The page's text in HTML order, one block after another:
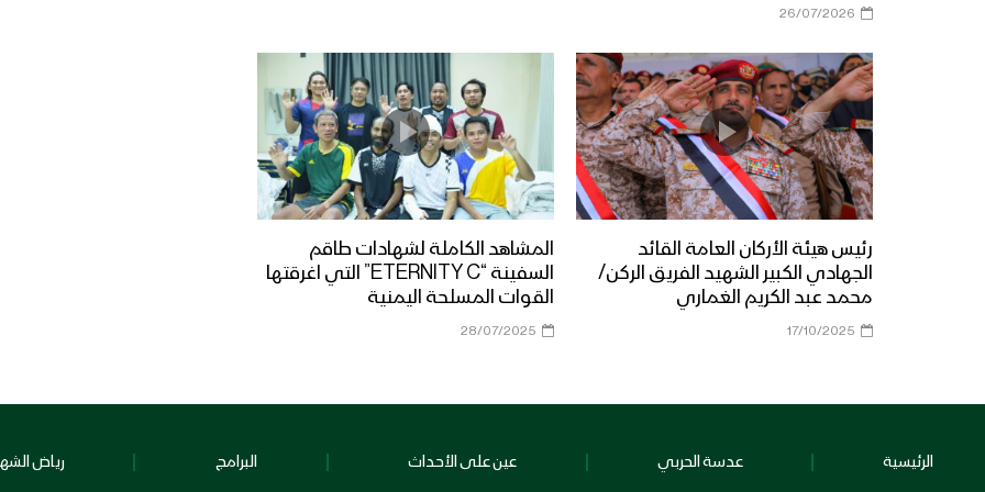
26/07/2026
رئيس هيئة الأركان العامة القائد
الجهادي الكبير الشهيد الفريق الركن/
محمد عبد الكريم الغماري
17/10/2025
المشاهد الكاملة لشهادات طاقم
السفينة “ETERNITY C” التي اغرقتها
القوات المسلحة اليمنية
28/07/2025
الرئيسية عدسة الحربي عين على الأحداث البرامج رياض